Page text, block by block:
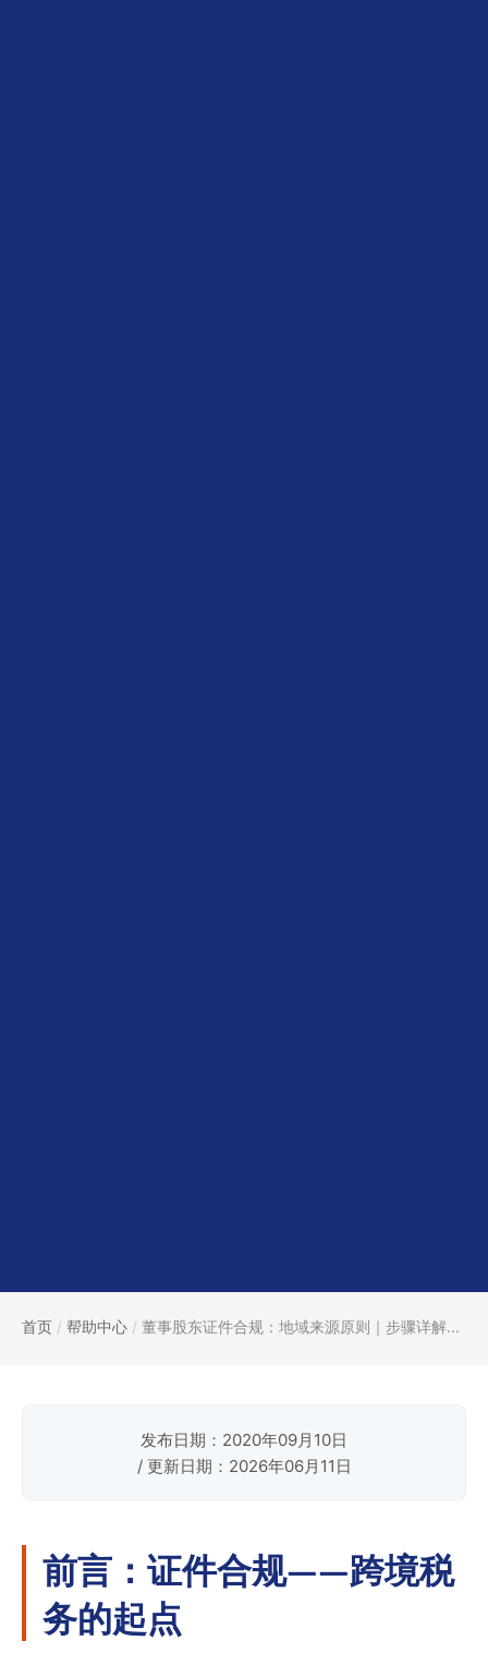
首页 / 帮助中心 / 董事股东证件合规：地域来源原则｜步骤详解...
发布日期：2020年09月10日
/ 更新日期：2026年06月11日
前言：证件合规——跨境税
务的起点